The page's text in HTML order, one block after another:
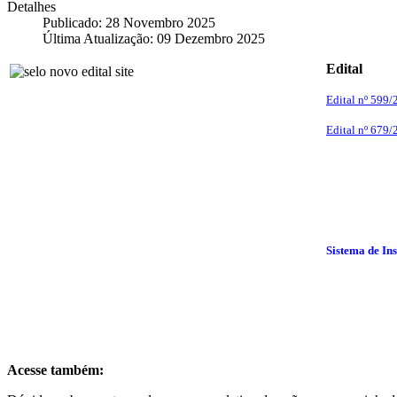
Detalhes
Publicado: 28 Novembro 2025
Última Atualização: 09 Dezembro 2025
Edital
Edital nº 599/
Edital nº 679/
Sistema de
Acesse também: